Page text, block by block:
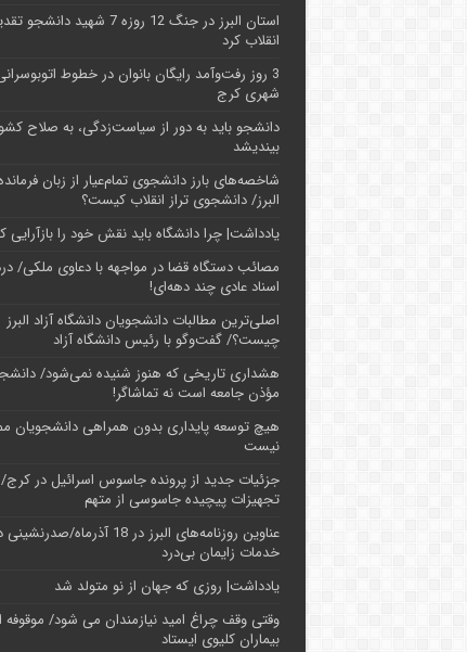
استان البرز در جنگ 12 روزه 7 شهید دانشجو
انقلاب کرد
3 روز رفت‌وآمد رایگان بانوان در خطوط
شهری کرج
دانشجو باید به دور از سیاست‌زدگی، به صلاح
بیندیشد
شاخصه‌های بارز دانشجوی تمام‌عیار از زبان
البرز/ دانشجوی تراز انقلاب کیست؟
یادداشت| چرا دانشگاه باید نقش خود را بازآرایی
مصائب دستگاه قضا در مواجهه با دعاوی ملکی/
اسناد عادی چند‌ دهه‌ای!
اصلی‌ترین مطالبات دانشجویان دانشگاه آزاد البرز
چیست؟/ گفت‌وگو با رئیس دانشگاه آز‌اد
هشداری تاریخی که هنوز شنیده نمی‌شود/
مؤذن جامعه است نه تماشاگر!
هیچ توسعه پایداری بدون همراهی دانشجویان
نیست
جزئیات جدید از پرونده جاسوس اسرائیل در
تجهیزات پیچیده جاسوسی از متهم
عناوین روزنامه‌های البرز در ‌18 آذرماه/
خدمات زایمان بی‌درد
یادداشت| روزی که جهان از نو متولد شد
وقتی وقف چراغ امید نیازمندان می شود/ موقوفه
بیماران کلیوی ایستاد